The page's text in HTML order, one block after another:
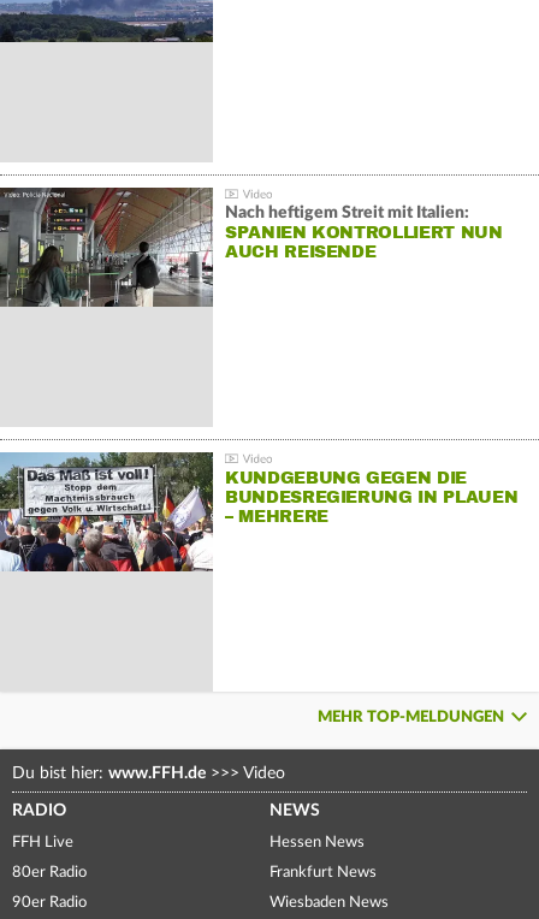
Nach heftigem Streit mit Italien:
SPANIEN KONTROLLIERT NUN
AUCH REISENDE
KUNDGEBUNG GEGEN DIE
BUNDESREGIERUNG IN PLAUEN
– MEHRERE
MEHR TOP-MELDUNGEN
Du bist hier: www.FFH.de >>> Video
RADIO
FFH Live
80er Radio
90er Radio
NEWS
Hessen News
Frankfurt News
Wiesbaden News